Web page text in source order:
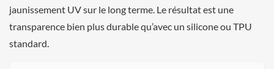
jaunissement UV sur le long terme. Le résultat est une
transparence bien plus durable qu’avec un silicone ou TPU
standard.